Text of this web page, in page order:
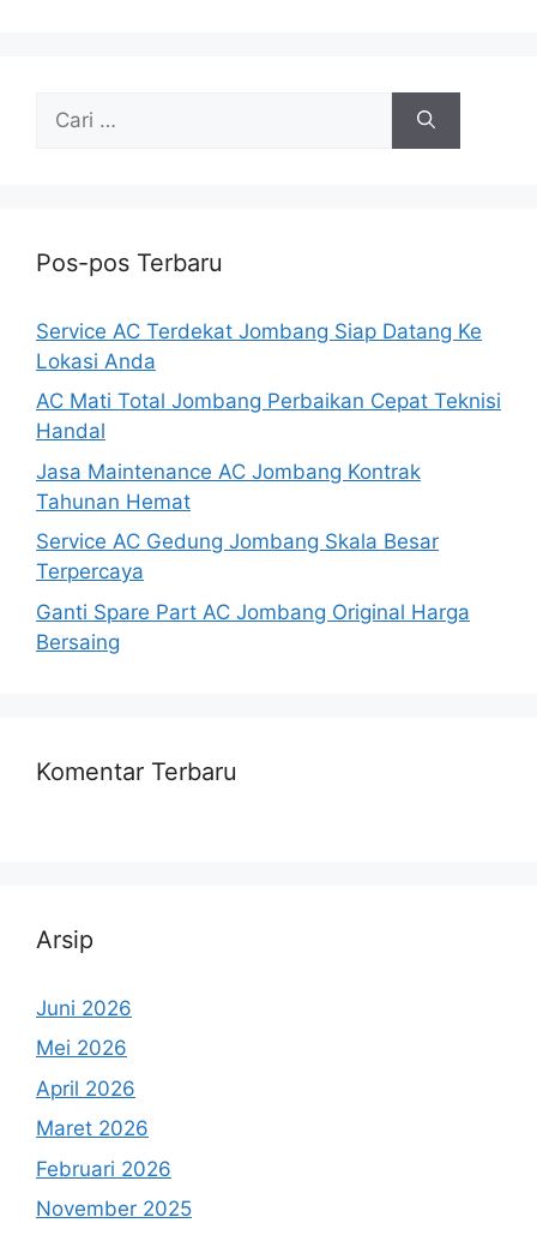
untuk:
Pos-pos Terbaru
Service AC Terdekat Jombang Siap Datang Ke
Lokasi Anda
AC Mati Total Jombang Perbaikan Cepat Teknisi
Handal
Jasa Maintenance AC Jombang Kontrak
Tahunan Hemat
Service AC Gedung Jombang Skala Besar
Terpercaya
Ganti Spare Part AC Jombang Original Harga
Bersaing
Komentar Terbaru
Arsip
Juni 2026
Mei 2026
April 2026
Maret 2026
Februari 2026
November 2025